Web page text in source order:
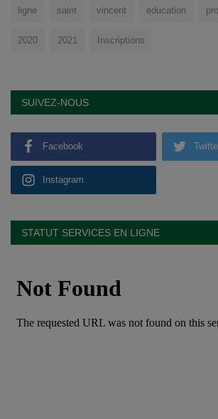
ligne saint vincent education
2020 2021 Inscriptions
SUIVEZ-NOUS
Facebook
Instagram
STATUT SERVICES EN LIGNE